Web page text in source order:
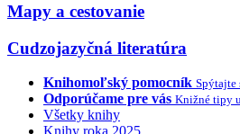
Mapy a cestovanie
Cudzojazyčná literatúra
Knihomoľský pomocník Spýtajte
Odporúčame pre vás Knižné tipy
Všetky knihy